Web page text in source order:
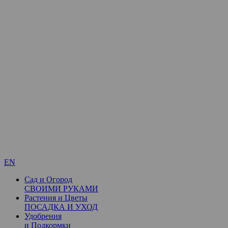
EN
Сад и Огород
СВОИМИ РУКАМИ
Растения и Цветы
ПОСАДКА И УХОД
Удобрения
и Подкормки